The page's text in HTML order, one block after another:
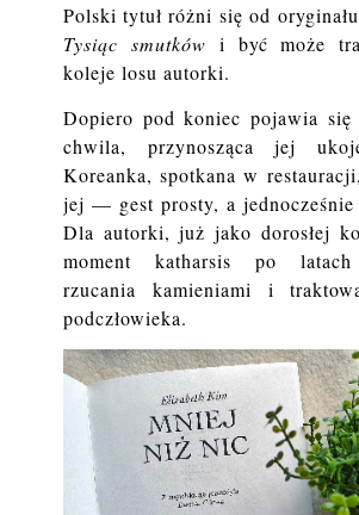
Polski tytuł różni się od
Tysiąc smutków i być może
koleje losu autorki.
Dopiero pod koniec pojawia się
chwila, przynosząca jej
Koreanka, spotkana w
jej — gest prosty, a jednocześnie
Dla autorki, już jako dorosłej
moment katharsis po latach
rzucania kamieniami i
podczłowieka.